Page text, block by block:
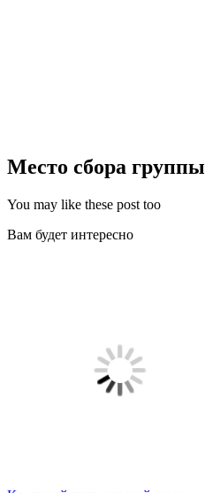
Место сбора группы
You may like these post too
Вам будет интересно